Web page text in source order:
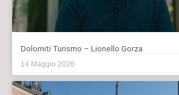
Dolomiti Turismo – Lionello Gorza
14 Maggio 2026